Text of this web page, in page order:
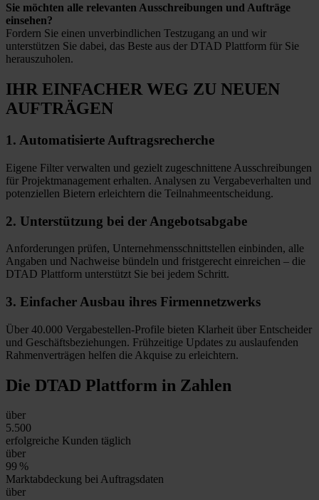
Sie möchten alle relevanten Ausschreibungen und Aufträge
einsehen?
Fordern Sie einen unverbindlichen Testzugang an und wir
unterstützen Sie dabei, das Beste aus der DTAD Plattform für Sie
herauszuholen.
IHR EINFACHER WEG ZU NEUEN
AUFTRÄGEN
1. Automatisierte Auftragsrecherche
Eigene Filter verwalten und gezielt zugeschnittene Ausschreibungen
für Projektmanagement erhalten. Analysen zu Vergabeverhalten und
potenziellen Bietern erleichtern die Teilnahmeentscheidung.
2. Unterstützung bei der Angebotsabgabe
Anforderungen prüfen, Unternehmensschnittstellen einbinden, alle
Angaben und Nachweise bündeln und fristgerecht einreichen – die
DTAD Plattform unterstützt Sie bei jedem Schritt.
3. Einfacher Ausbau ihres Firmennetzwerks
Über 40.000 Vergabestellen-Profile bieten Klarheit über Entscheider
und Geschäftsbeziehungen. Frühzeitige Updates zu auslaufenden
Rahmenverträgen helfen die Akquise zu erleichtern.
Die DTAD Plattform in Zahlen
über
5.500
erfolgreiche Kunden täglich
über
99 %
Marktabdeckung bei Auftragsdaten
über